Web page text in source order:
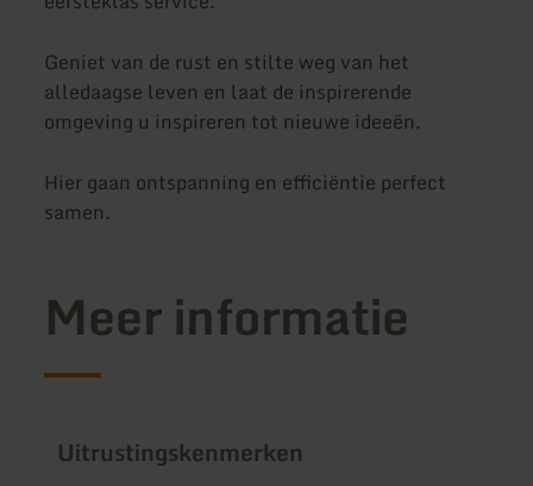
Geniet van de rust en stilte weg van het
alledaagse leven en laat de inspirerende
omgeving u inspireren tot nieuwe ideeën.
Hier gaan ontspanning en efficiëntie perfect
samen.
Meer informatie
Uitrustingskenmerken